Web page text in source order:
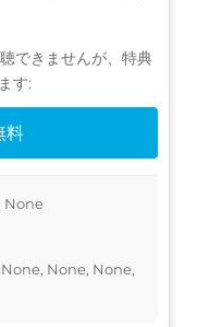
できませんが、特典
す:
料
None
None, None,